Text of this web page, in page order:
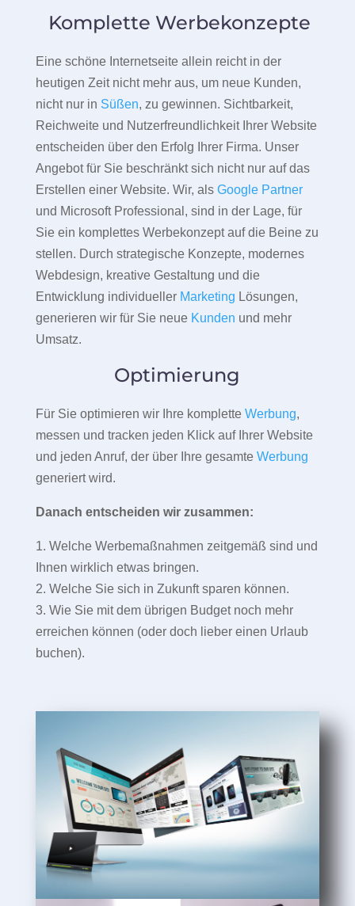
Komplette Werbekonzepte
Eine schöne Internetseite allein reicht in der
heutigen Zeit nicht mehr aus, um neue Kunden,
nicht nur in Süßen, zu gewinnen. Sichtbarkeit,
Reichweite und Nutzerfreundlichkeit Ihrer Website
entscheiden über den Erfolg Ihrer Firma. Unser
Angebot für Sie beschränkt sich nicht nur auf das
Erstellen einer Website. Wir, als Google Partner
und Microsoft Professional, sind in der Lage, für
Sie ein komplettes Werbekonzept auf die Beine zu
stellen. Durch strategische Konzepte, modernes
Webdesign, kreative Gestaltung und die
Entwicklung individueller Marketing Lösungen,
generieren wir für Sie neue Kunden und mehr
Umsatz.
Optimierung
Für Sie optimieren wir Ihre komplette Werbung,
messen und tracken jeden Klick auf Ihrer Website
und jeden Anruf, der über Ihre gesamte Werbung
generiert wird.
Danach entscheiden wir zusammen:
1. Welche Werbemaßnahmen zeitgemäß sind und
Ihnen wirklich etwas bringen.
2. Welche Sie sich in Zukunft sparen können.
3. Wie Sie mit dem übrigen Budget noch mehr
erreichen können (oder doch lieber einen Urlaub
buchen).